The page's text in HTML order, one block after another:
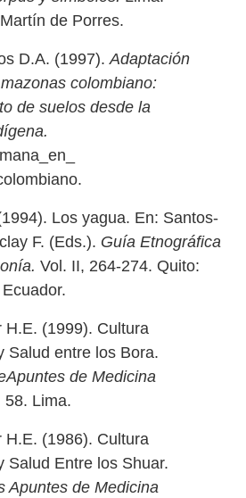
de Porres.
D.A. (1997).Adaptación
colombiano:
de suelos desde la
Los yagua. En: Santos-
F. (Eds.). Guía Etnográfica
Vol. II, 264-274. Quito:
H.E. (1999). Cultura
Salud entre los Bora.
de Medicina
58. Lima.
H.E. (1986). Cultura
Salud Entre los Shuar.
Apuntes de Medicina